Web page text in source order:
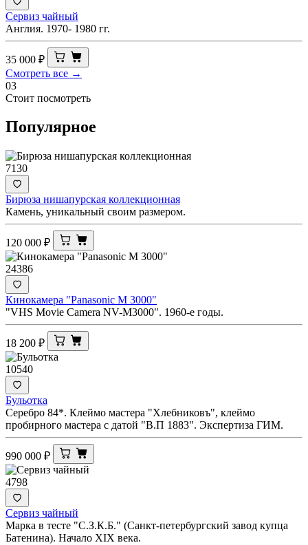
Сервиз чайный
Англия. 1970- 1980 гг.
35 000 ₽
Смотреть все →
03
Стоит посмотреть
Популярное
7130
Бирюза нишапурская коллекционная
Камень, уникальный своим размером.
120 000 ₽
24386
Кинокамера "Panasonic M 3000"
"VHS Movie Camera NV-M3000". 1960-е годы.
18 200 ₽
10540
Бульотка
Серебро 84*. Клеймо мастера "Хлебниковъ", клеймо
пробирного мастера с датой "В.П 1883". Экспертиза ГИМ.
990 000 ₽
4798
Сервиз чайный
Марка в тесте "С.З.К.Б." (Санкт-петербургский завод купца
Батенина). Начало XIX века.